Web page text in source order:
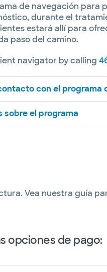
de navegación para
durante el
estará allí para
paso del camino.
navigator by calling
con el programa
sobre el programa
Vea nuestra guía
opciones de pago: